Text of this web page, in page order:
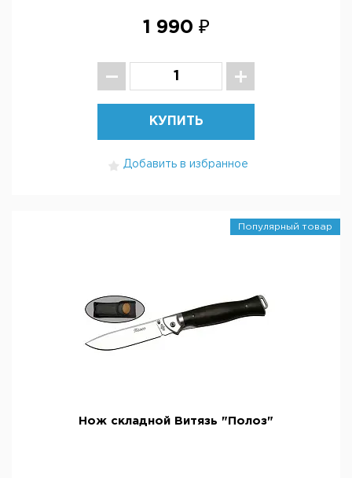
1 990 ₽
КУПИТЬ
Добавить в избранное
Популярный товар
Нож складной Витязь "Полоз"